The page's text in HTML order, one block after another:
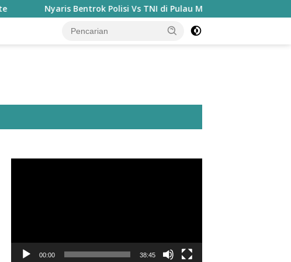
Nyaris Bentrok Polisi Vs TNI di Pulau Morotai Jelang HUT
00:00 38:45